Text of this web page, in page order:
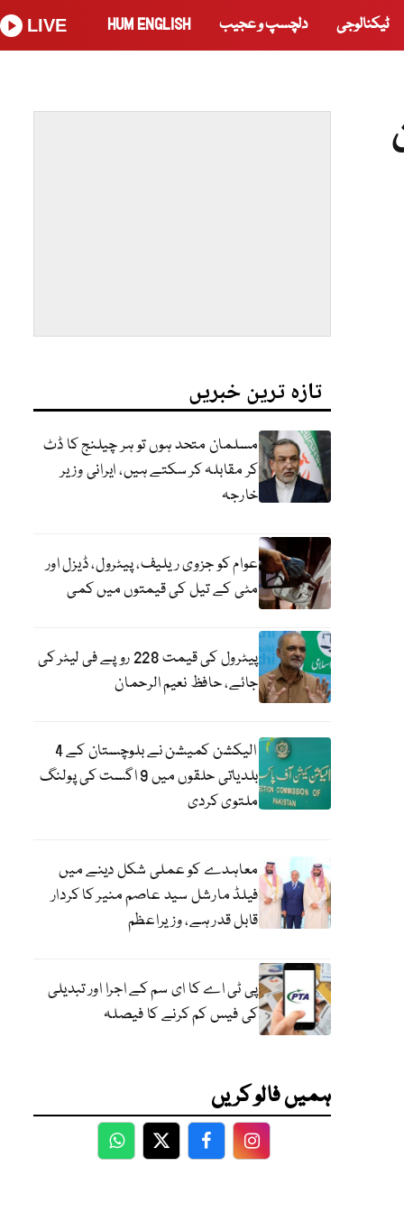
ٹیکنالوجی دلچسپ و عجیب HUM ENGLISH
LIVE
تازہ ترین خبریں
مسلمان متحد ہوں تو ہر چیلنج کا ڈٹ
کر مقابلہ کر سکتے ہیں، ایرانی وزیر
خارجہ
عوام کو جزوی ریلیف، پیٹرول، ڈیزل اور
مٹی کے تیل کی قیمتوں میں کمی
پیٹرول کی قیمت 228 روپے فی لیٹر کی
جائے، حافظ نعیم الرحمان
الیکشن کمیشن نے بلوچستان کے 4
بلدیاتی حلقوں میں 9 اگست کی پولنگ
ملتوی کردی
معاہدے کو عملی شکل دینے میں
فیلڈ مارشل سید عاصم منیر کا کردار
قابل قدر ہے، وزیراعظم
پی ٹی اے کا ای سم کے اجرا اور تبدیلی
کی فیس کم کرنے کا فیصلہ
ہمیں فالو کریں
WhatsApp
TwitterFacebookFacebook